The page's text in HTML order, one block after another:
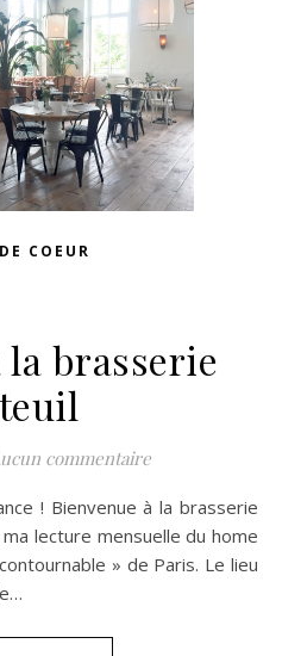
COEUR
la brasserie
commentaire
lecture mensuelle du home
» de Paris. Le lieu